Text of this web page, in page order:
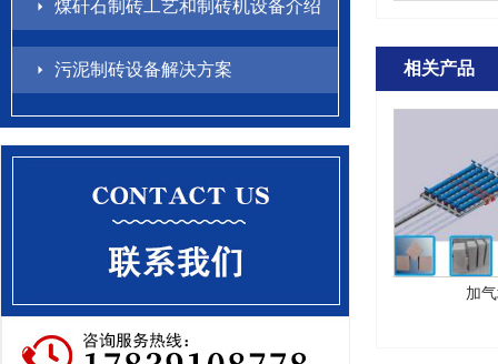
煤矸石制砖工艺和制砖机设备介绍
污泥制砖设备解决方案 相关产品
加